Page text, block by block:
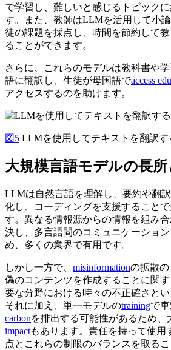
で学習し、難しいと感じるトピック
す。また、教師はLLMを活用して小
徒の課題を採点し、時間を節約して
ることができます。
さらに、これらのモデルは教科書や
語に翻訳し、生徒が母国語でaccess
アクセスするのを助けます。
図5 LLMを使用してテキストを翻訳す
大規模言語モデルの長
LLMは自然言語を理解し、要約や翻
化し、コーディングを支援すること
す。異なる情報源からの情報を組み
決し、多言語間のコミュニケーショ
め、多くの業界で有用です。
しかし一方で、 misinformationの拡散
偽のコンテンツを作成することに関す
要な分野における時々の不正確さとい
それに加え、単一モデルのtrainingで
carbonを排出する可能性があるため、
impactもあります。責任を持って使用
点とこれらの制限のバランスを取るこ